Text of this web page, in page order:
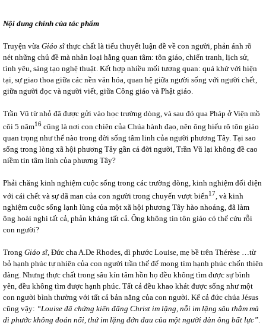
Nội dung chính của tác phẩm
Truyện vừa Giáo sĩthực chất là tiểu thuyết luận đề về con người, phản ánh rõ
nét những chủ đề mà nhân loại hằng quan tâm: tôn giáo, chiến tranh, lịch sử,
tình yêu, sáng tạo nghệ thuật. Kết hợp nhiều mối tương quan: quá khứ với hiện
tại, sự giao thoa giữa các nền văn hóa, quan hệ giữa người sống với người chết,
giữa người đọc và người viết, giữa Công giáo và Phật giáo.
Trần Vũ từ nhỏ đã được gửi vào học trường dòng, và sau đó qua Pháp ở Viện mồ
côi 5 năm16 cũng là nơi con chiên của Chúa hành đạo, nên ông hiểu rõ tôn giáo
quan trọng như thế nào trong đời sống tâm linh của người phương Tây. Tại sao
sống trong lòng xã hội phương Tây gần cả đời người, Trần Vũ lại không đề cao
niềm tin tâm linh của phương Tây?
Phải chăng kinh nghiệm cuộc sống trong các trường dòng, kinh nghiệm đối diện
với cái chết và sự dã man của con người trong chuyến vượt biển17, và kinh
nghiệm cuộc sống lạnh lùng của một xã hội phương Tây hào nhoáng, đã làm
ông hoài nghi tất cả, phản kháng tất cả. Ông không tin tôn giáo có thể cứu rỗi
con người?
Trong Giáo sĩ, Đức cha A.De Rhodes, dì phước Louise, mẹ bề trên Thérèse …từ
bỏ hạnh phúc tự nhiên của con người trần thế để mong tìm hạnh phúc chốn thiên
đàng. Nhưng thực chất trong sâu kín tâm hồn họ đều không tìm được sự bình
yên, đều không tìm được hạnh phúc. Tất cả đều khao khát được sống như một
con người bình thường với tất cả bản năng của con người. Kể cả đức chúa Jésus
cũng vậy: “Louise đã chứng kiến đấng Christ im lặng, nỗi im lặng sâu thẳm mà
dì phước không đoán nổi, thứ im lặng đớn đau của một người đàn ông bất lực”.